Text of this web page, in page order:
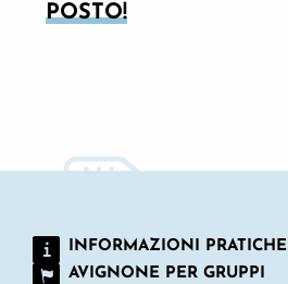
POSTO!
INFORMAZIONI PRATICHE
AVIGNONE PER GRUPPI